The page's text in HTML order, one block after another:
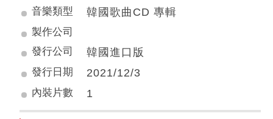
音樂類型 韓國歌曲CD 專輯
製作公司
發行公司
韓國進口版
發行日期 2021/12/3
內裝片數 1